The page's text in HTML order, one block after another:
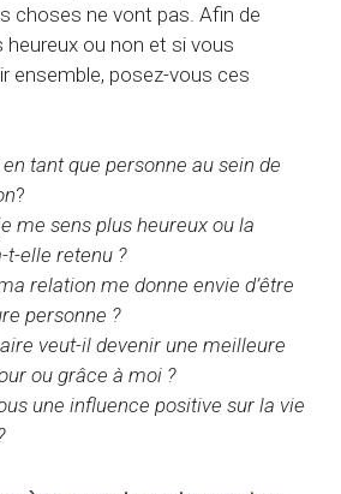
choses ne vont pas. Afin de
ou non et si vous
ensemble, posez-vous ces
tant que personne au sein de
?
me sens plus heureux ou la
t-elle retenu ?
relation me donne envie d’être
personne ?
veut-il devenir une meilleure
ou grâce à moi ?
une influence positive sur la vie